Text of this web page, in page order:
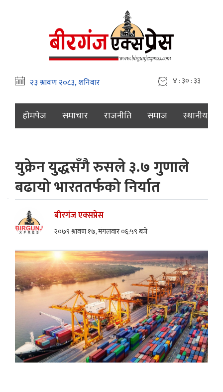
४ : ३० : ३४
होमपेज समाचार राजनीति समाज स्थानीय
युक्रेन युद्धसँगै रुसले ३.७ गुणाले
बढायो भारततर्फको निर्यात
बीरगंज एक्सप्रेस
२०७९ श्रावण १७, मंगलवार ०६:५९ बजे